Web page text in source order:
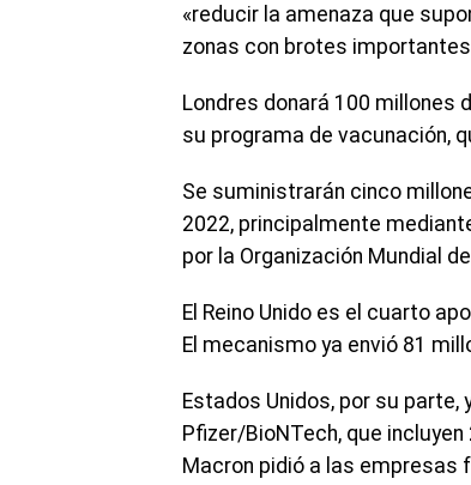
«reducir la amenaza que
zonas con brotes
Londres donará 100 millones
su programa de vacunación,
Se suministrarán cinco
2022, principalmente
por la Organización Mundial
El Reino Unido es el cuarto
El mecanismo ya envió 81
Estados Unidos, por su
Pfizer/BioNTech, que
Macron pidió a las empresas